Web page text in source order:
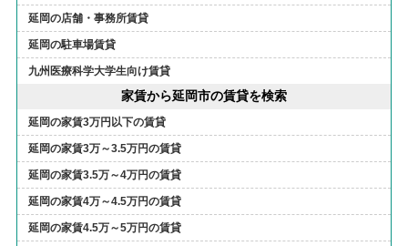
延岡の店舗・事務所賃貸
延岡の駐車場賃貸
九州医療科学大学生向け賃貸
家賃から延岡市の賃貸を検索
延岡の家賃3万円以下の賃貸
延岡の家賃3万～3.5万円の賃貸
延岡の家賃3.5万～4万円の賃貸
延岡の家賃4万～4.5万円の賃貸
延岡の家賃4.5万～5万円の賃貸